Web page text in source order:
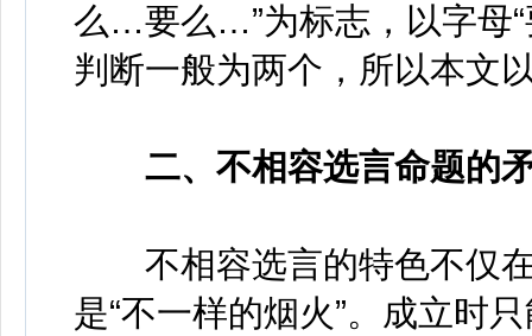
么…要么…”为标志，以字母“
判断一般为两个，所以本文
二、不相容选言命题的
不相容选言的特色不仅在
是“不一样的烟火”。成立时